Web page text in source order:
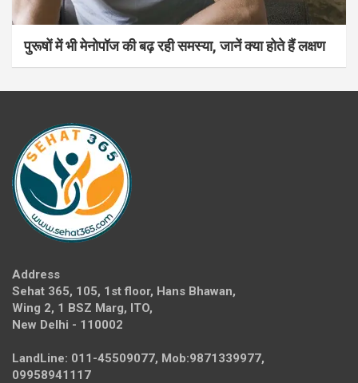
पुरूषों में भी मेनोपॉज की बढ़ रही समस्या, जानें क्या होते हैं लक्षण
Address
Sehat 365, 105, 1st floor, Hans Bhawan,
Wing 2, 1 BSZ Marg, ITO,
New Delhi - 110002
LandLine: 011-45509077, Mob:9871339977,
09958941117